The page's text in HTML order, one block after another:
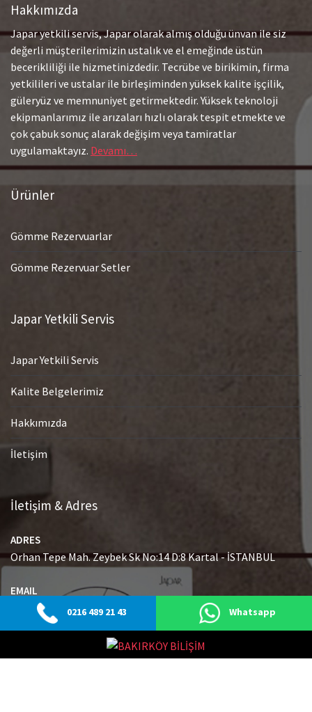
Hakkımızda
Japar yetkili servis, Japar olarak almış olduğu ünvan ile siz
değerli müşterilerimizin ustalık ve el emeğinde üstün
becerikliliği ile hizmetinizdedir. Tecrübe ve birikimin, firma
yetkilileri ve ustalar ile birleşiminden yüksek kalite işçilik,
güleryüz ve memnuniyet getirmektedir. Yüksek teknoloji
ekipmanlarımız ile arızaları hızlı olarak tespit etmekte ve
çok çabuk sonuç alarak değişim veya tamiratlar
uygulamaktayız. Devamı…
Ürünler
Gömme Rezervuarlar
Gömme Rezervuar Setler
Japar Yetkili Servis
Japar Yetkili Servis
Kalite Belgelerimiz
Hakkımızda
İletişim
İletişim & Adres
ADRES
Orhan Tepe Mah. Zeybek Sk No:14 D:8 Kartal - İSTANBUL
EMAIL
info@japaryetkiliservisi.net
0216 489 21 43
0216 489 21 43 Whatsapp